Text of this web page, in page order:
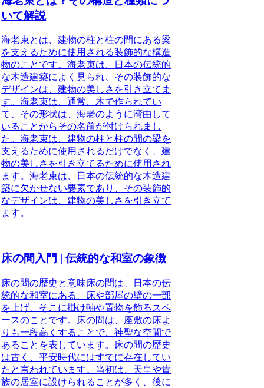
いて解説
海老束とは、建物の柱と柱の間にある梁
を支えるために使用される装飾的な構造
物のことです。海老束は、日本の伝統的
な木造建築によく見られ、その装飾的な
デザインは、建物の美しさを引き立てま
す。海老束は、通常、木で作られてい
て、その形状は、海老のように湾曲して
いることからその名前が付けられまし
た。海老束は、建物の柱と柱の間の梁を
支えるために使用されるだけでなく、建
物の美しさを引き立てるために使用され
ます。海老束は、日本の伝統的な木造建
築に欠かせない要素であり、その装飾的
なデザインは、建物の美しさを引き立て
ます。
床の間入門 | 伝統的な和室の象徴
床の間の歴史と意味床の間は、日本の伝
統的な和室にある、床や部屋の壁の一部
を上げ、そこに掛け軸や置物を飾るスペ
ースのことです。床の間は、座敷の床よ
りも一段高くすることで、神聖な空間で
あることを表しています。床の間の歴史
は古く、平安時代にはすでに存在してい
たと言われています。当初は、天皇や貴
族の居室に設けられることが多く、後に